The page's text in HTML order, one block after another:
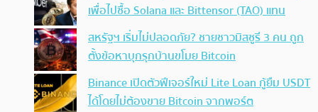
เพื่อไปซื้อ Solana และ Bittensor (TAO) แทน
สหรัฐฯ เริ่มไม่ปลอดภัย? ชายชาวมิสซูรี 3 คน ถูก
ตั้งข้อหาบุกรุกบ้านขโมย Bitcoin
Binance เปิดตัวฟีเจอร์ใหม่ Lite Loan กู้ยืม USDT
ได้โดยไม่ต้องขาย Bitcoin จากพอร์ต